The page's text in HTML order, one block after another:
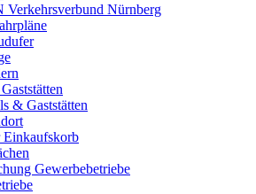
Verkehrsverbund Nürnberg
& Gaststätten
Einkaufskorb
Gewerbebetriebe